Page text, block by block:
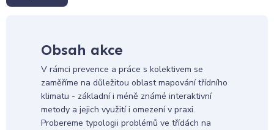
Obsah akce
V rámci prevence a práce s kolektivem se
zaměříme na důležitou oblast mapování třídního
klimatu - základní i méně známé interaktivní
metody a jejich využití i omezení v praxi.
Probereme typologii problémů ve třídách na